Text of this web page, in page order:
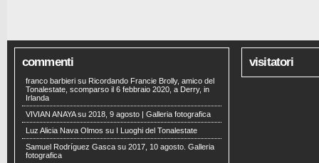
commenti
franco barbieri su Ricordando Francie Brolly, amico del
Tonalestate, scomparso il 6 febbraio 2020, a Derry, in
Irlanda
VIVIAN ANAYAsu 2018, 9 agosto | Galleria fotografica
Luz Alicia Nava Olmos su
I Luoghi del Tonalestate
Samuel Rodríguez Gasca su 2017, 10 agosto. Galleria
fotografica
visitatori